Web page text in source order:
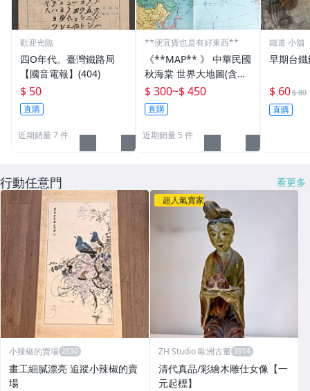
歡迎光臨
四O年代。臺灣鐵路局
【國音電報】(404)
$ 50
直購
近期銷量 7 件
**便宜貨也是有好東西**
《**MAP** 》 中華民國
秋海棠 世界大地圖(含各
國國旗) 文獻珍藏
$ 300~$ 450
直購
近期銷量 5 件
鐵道 小舖
早期台
$ 60$ 80
直購
行動任意門 看更多
小辣椒的賣場
畫工細膩漂亮 追蹤小辣椒的賣
場
超人氣賣家
ZH Studio 歐洲古董
清代真品/彩繪木雕仕女像【一
元起標】